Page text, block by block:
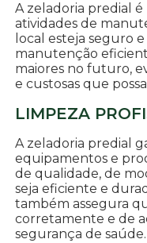
A zeladoria predial
atividades de
local esteja seguro
manutenção
maiores no futuro,
e custosas que
LIMPEZA
A zeladoria predial
equipamentos e
de qualidade, de
seja eficiente e
também assegura
corretamente e de
segurança de saúde.